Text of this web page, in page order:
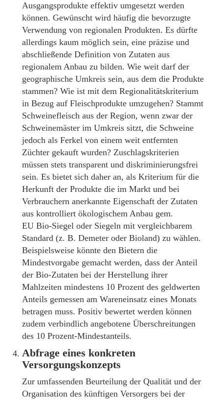
Ausgangsprodukte effektiv umgesetzt werden
können. Gewünscht wird häufig die bevorzugte
Verwendung von regionalen Produkten. Es dürfte
allerdings kaum möglich sein, eine präzise und
abschließende Definition von Zutaten aus
regionalem Anbau zu bilden. Wie weit darf der
geographische Umkreis sein, aus dem die Produkte
stammen? Wie ist mit dem Regionalitätskriterium
in Bezug auf Fleischprodukte umzugehen? Stammt
Schweinefleisch aus der Region, wenn zwar der
Schweinemäster im Umkreis sitzt, die Schweine
jedoch als Ferkel von einem weit entfernten
Züchter gekauft wurden? Zuschlagskriterien
müssen stets transparent und diskriminierungsfrei
sein. Es bietet sich daher an, als Kriterium für die
Herkunft der Produkte die im Markt und bei
Verbrauchern anerkannte Eigenschaft der Zutaten
aus kontrolliert ökologischem Anbau gem.
EU Bio-Siegel oder Siegeln mit vergleichbarem
Standard (z. B. Demeter oder Bioland) zu wählen.
Beispielsweise könnte den Bietern die
Mindestvorgabe gemacht werden, dass der Anteil
der Bio-Zutaten bei der Herstellung ihrer
Mahlzeiten mindestens 10 Prozent des geldwerten
Anteils gemessen am Wareneinsatz eines Monats
betragen muss. Positiv bewertet werden können
zudem verbindlich angebotene Überschreitungen
des 10 Prozent-Mindestanteils.
Abfrage eines konkreten
Versorgungskonzepts
Zur umfassenden Beurteilung der Qualität und der
Organisation des künftigen Versorgers bei der